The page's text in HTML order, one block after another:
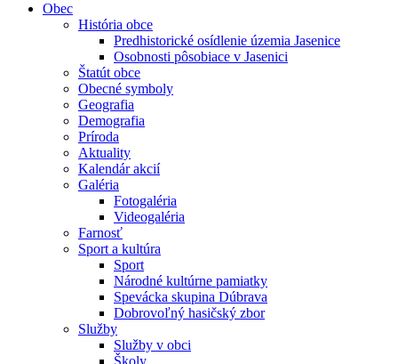
Obec
História obce
Predhistorické osídlenie územia Jasenice
Osobnosti pôsobiace v Jasenici
Štatút obce
Obecné symboly
Geografia
Demografia
Príroda
Aktuality
Kalendár akcií
Galéria
Fotogaléria
Videogaléria
Farnosť
Sport a kultúra
Sport
Národné kultúrne pamiatky
Spevácka skupina Dúbrava
Dobrovoľný hasičský zbor
Služby
Služby v obci
Školy